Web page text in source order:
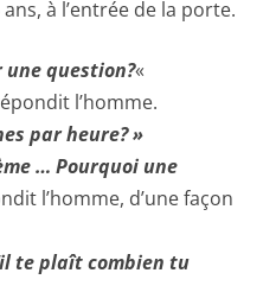
à l’entrée de la porte.
une question?«
l’homme.
par heure? »
… Pourquoi une
l’homme, d’une façon
te plaît combien tu